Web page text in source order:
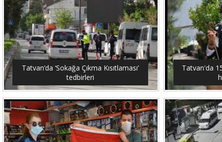
Tatvan’da ‘Sokağa Çıkma Kısıtlaması’
tedbirleri
Tatvan'da